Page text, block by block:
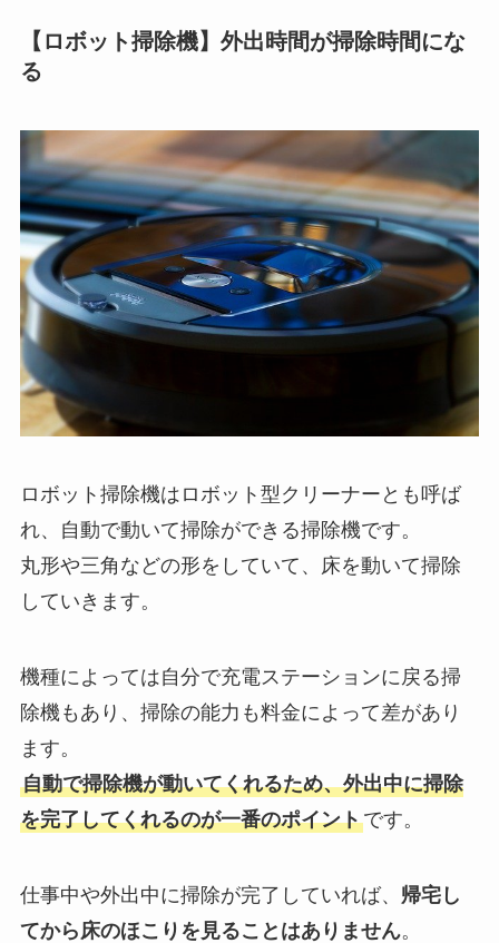
【ロボット掃除機】外出時間が掃除時間にな
る
ロボット掃除機はロボット型クリーナーとも呼ば
れ、自動で動いて掃除ができる掃除機です。
丸形や三角などの形をしていて、床を動いて掃除
していきます。
機種によっては自分で充電ステーションに戻る掃
除機もあり、掃除の能力も料金によって差があり
ます。
自動で掃除機が動いてくれるため、外出中に掃除
を完了してくれるのが一番のポイントです。
仕事中や外出中に掃除が完了していれば、 帰宅し
てから床のほこりを見ることはありません。